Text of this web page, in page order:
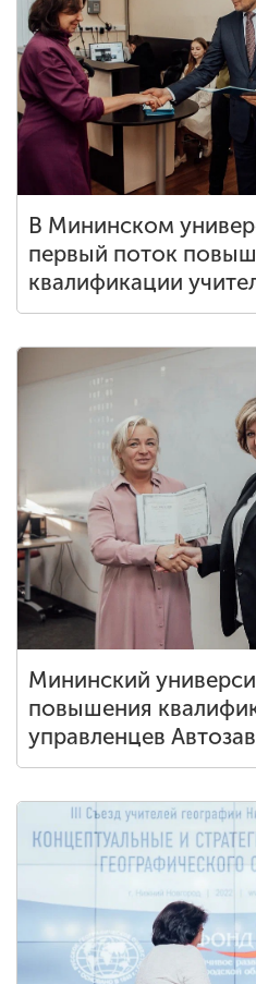
В Мининском
первый поток
квалификации
Мининский
повышения
управленцев